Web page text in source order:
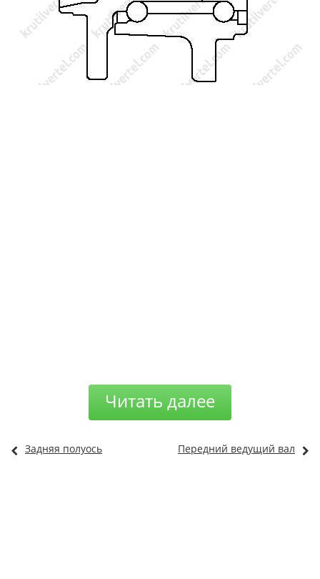
Читать далее
Задняя полуось Передний ведущий вал